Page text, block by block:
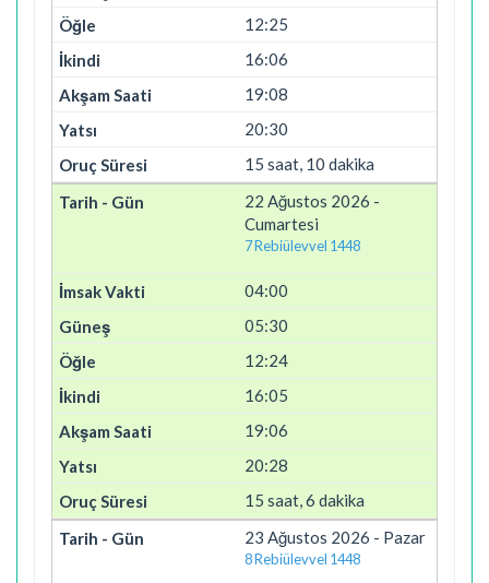
12:25
16:06
19:08
20:30
15 saat, 10 dakika
22 Ağustos 2026 -
Cumartesi
7 Rebiülevvel 1448
04:00
05:30
12:24
16:05
19:06
20:28
15 saat, 6 dakika
23 Ağustos 2026 - Pazar
8 Rebiülevvel 1448